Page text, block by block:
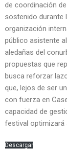
de coordinación
sostenido durante
organización
público asistente
aledañas del
propuestas que
busca reforzar
que, lejos de ser
con fuerza en
capacidad de
festival optimizará
Descargar